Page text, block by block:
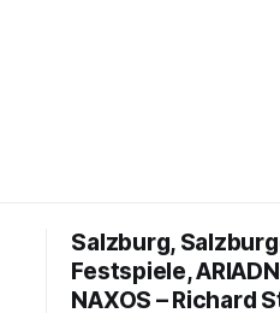
Salzburg,
Festspiele,
NAXOS – Richard